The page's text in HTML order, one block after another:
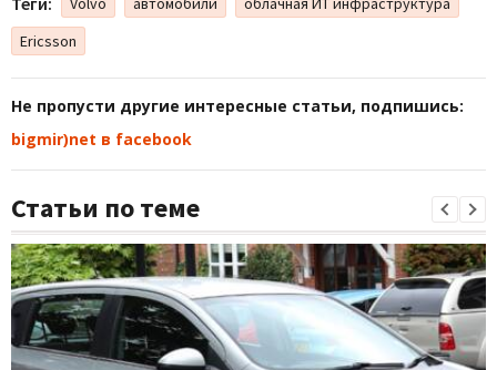
Ericsson
Не пропусти другие интересные статьи, подпишись:
bigmir)net в facebook
Статьи по теме